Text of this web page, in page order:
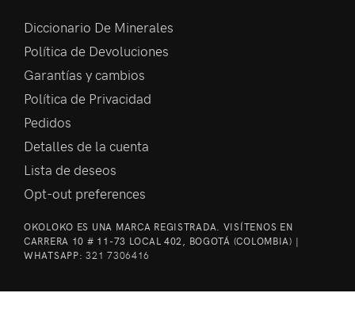
Diccionario De Minerales
Política de Devoluciones
Garantías y cambios
Política de Privacidad
Pedidos
Detalles de la cuenta
Lista de deseos
Opt-out preferences
OKOLOKO ES UNA MARCA REGISTRADA. VISÍTENOS EN
CARRERA 10 # 11-73 LOCAL 402, BOGOTÁ (COLOMBIA) |
WHATSAPP:321 7306416